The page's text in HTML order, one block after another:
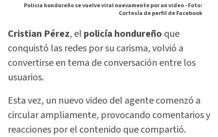
Policia hondureño se vuelve viral nuevamente por un video -Foto:
Cortesía de perfil de Facebook
Cristian Pérez, el policía hondureño que
conquistó las redes por su carisma, volvió a
convertirse en tema de conversación entre los
usuarios.
Esta vez, un nuevo video del agente comenzó a
circular ampliamente, provocando comentarios y
reacciones por el contenido que compartió.